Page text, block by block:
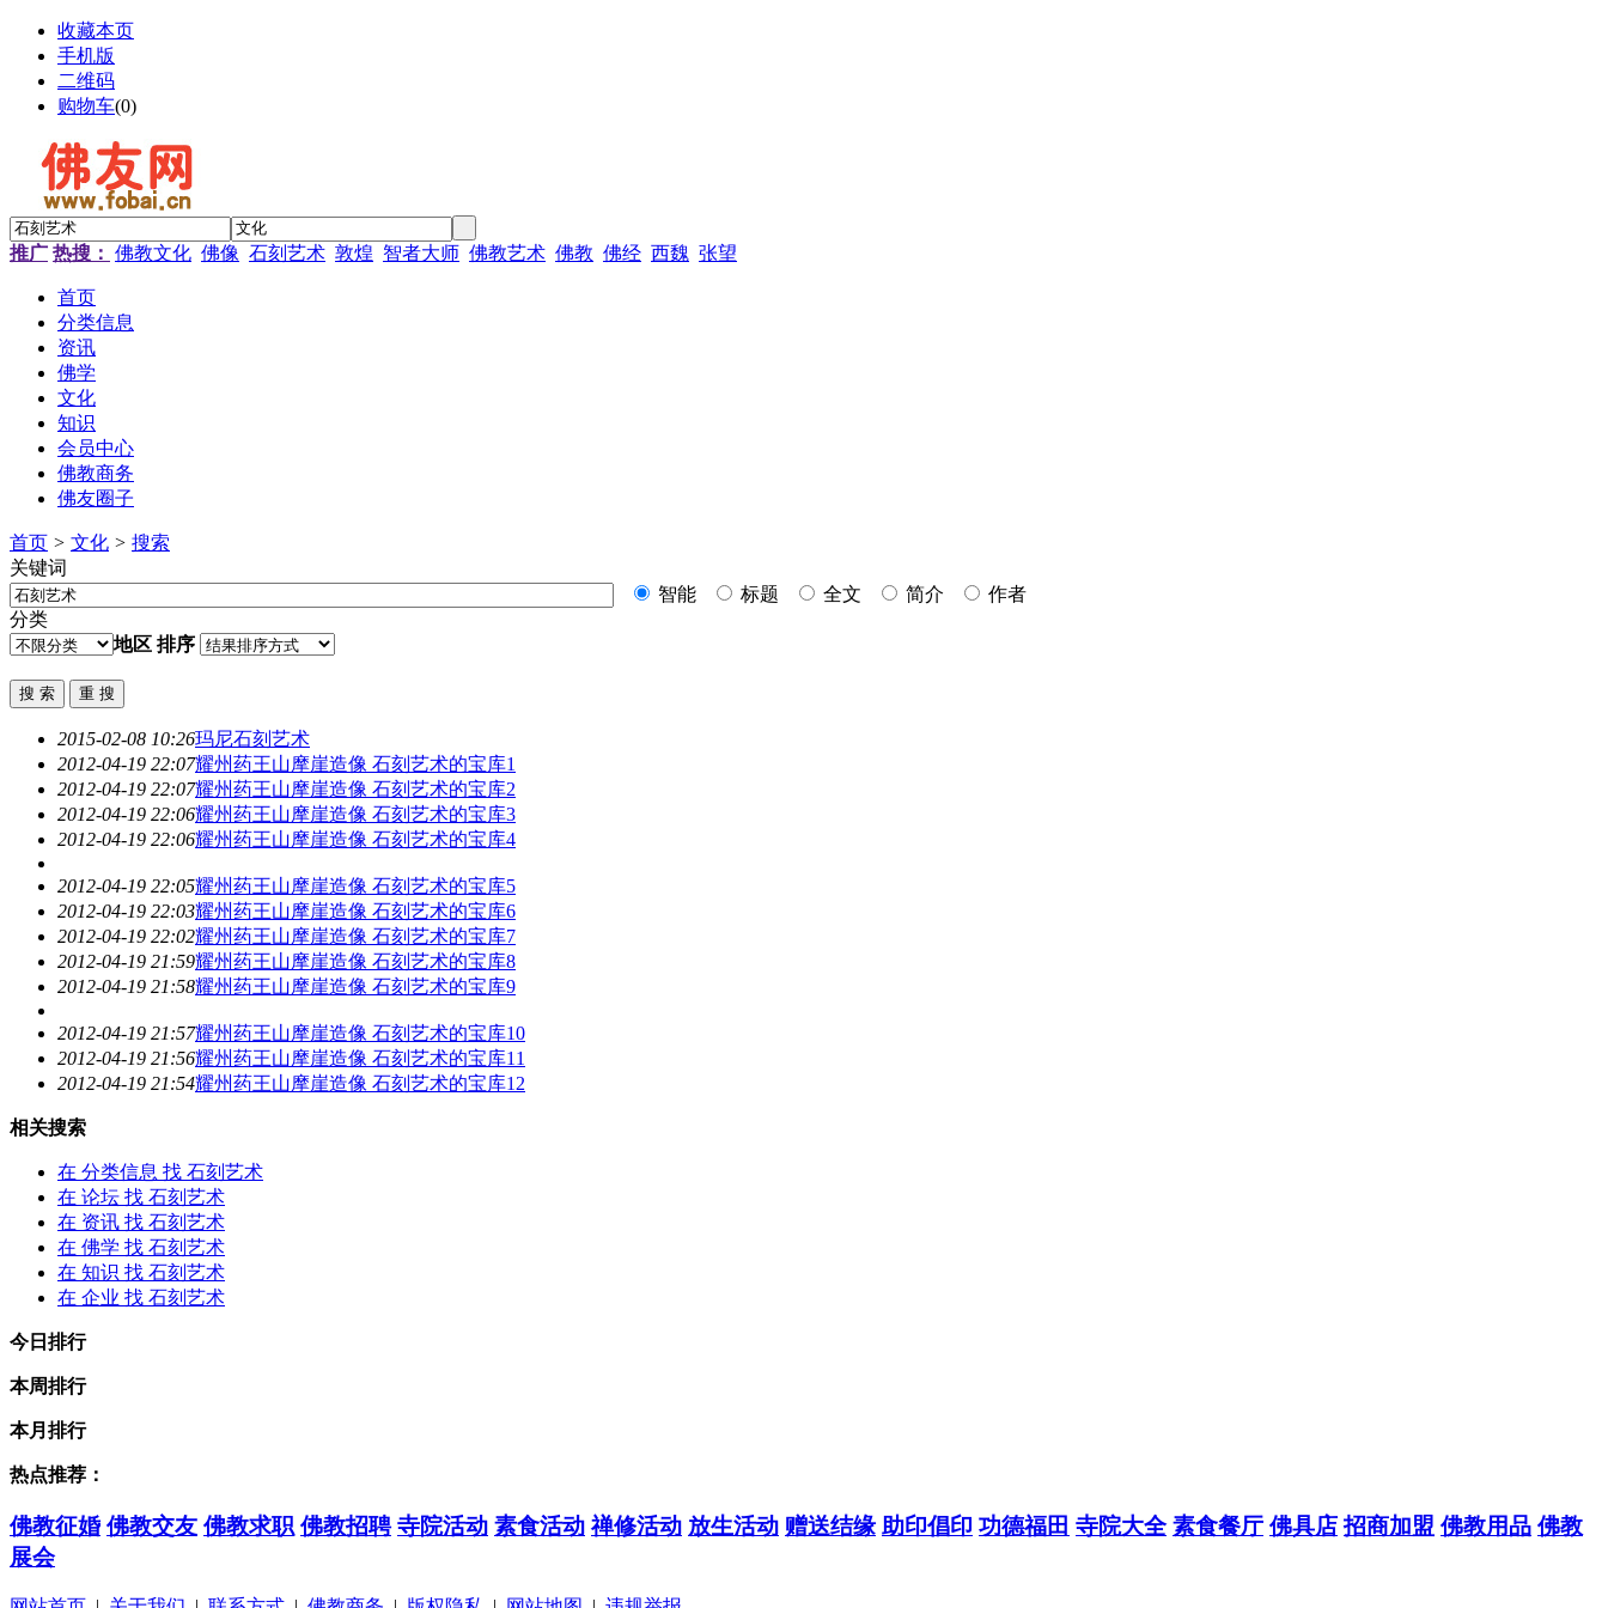
收藏本页
手机版
二维码
购物车(0)
推广 热搜： 佛教文化 佛像 石刻艺术 敦煌 智者大师 佛教艺术 佛教 佛经 西魏 张望
首页
分类信息
资讯
佛学
文化
知识
会员中心
佛教商务
佛友圈子
首页 > 文化 > 搜索
关键词
智能
标题 全文 简介
作者
分类
地区 排序
2015-02-08 10:26玛尼石刻艺术
2012-04-19 22:07耀州药王山摩崖造像 石刻艺术的宝库1
2012-04-19 22:07耀州药王山摩崖造像 石刻艺术的宝库2
2012-04-19 22:06耀州药王山摩崖造像 石刻艺术的宝库3
2012-04-19 22:06耀州药王山摩崖造像 石刻艺术的宝库4
2012-04-19 22:05耀州药王山摩崖造像 石刻艺术的宝库5
2012-04-19 22:03耀州药王山摩崖造像 石刻艺术的宝库6
2012-04-19 22:02耀州药王山摩崖造像 石刻艺术的宝库7
2012-04-19 21:59耀州药王山摩崖造像 石刻艺术的宝库8
2012-04-19 21:58耀州药王山摩崖造像 石刻艺术的宝库9
2012-04-19 21:57耀州药王山摩崖造像 石刻艺术的宝库10
2012-04-19 21:56耀州药王山摩崖造像 石刻艺术的宝库11
2012-04-19 21:54耀州药王山摩崖造像 石刻艺术的宝库12
相关搜索
在 分类信息 找 石刻艺术
在 论坛 找 石刻艺术
在 资讯 找 石刻艺术
在 佛学 找 石刻艺术
在 知识 找 石刻艺术
在 企业 找 石刻艺术
今日排行
本周排行
本月排行
热点推荐：
佛教征婚 佛教交友 佛教求职 佛教招聘 寺院活动 素食活动 禅修活动 放生活动 赠送结缘 助印倡印 功德福田 寺院大全 素食餐厅 佛具店 招商加盟 佛教用品 佛教
展会